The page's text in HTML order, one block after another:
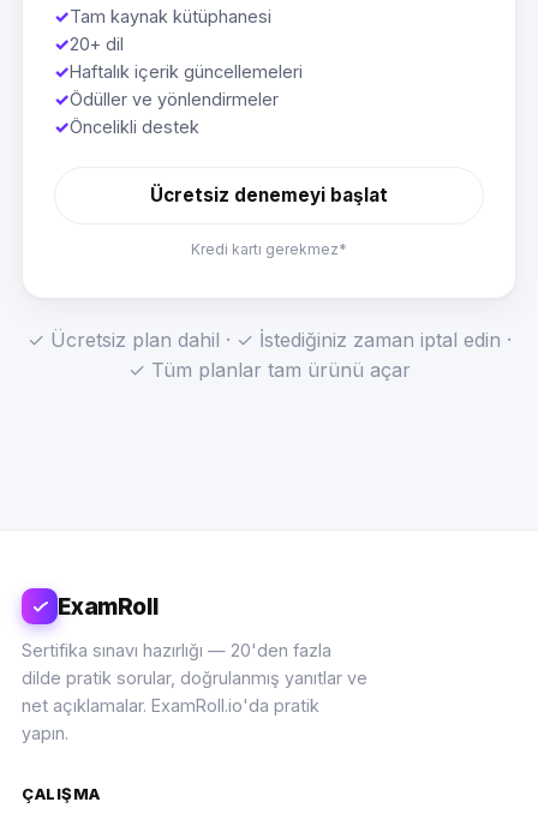
✓Tam kaynak kütüphanesi
✓20+ dil
✓Haftalık içerik güncellemeleri
✓Ödüller ve yönlendirmeler
✓Öncelikli destek
Ücretsiz denemeyi başlat
Kredi kartı gerekmez*
✓ Ücretsiz plan dahil · ✓ İstediğiniz zaman iptal edin ·
✓ Tüm planlar tam ürünü açar
ExamRoll
Sertifika sınavı hazırlığı — 20'den fazla
dilde pratik sorular, doğrulanmış yanıtlar ve
net açıklamalar. ExamRoll.io'da pratik
yapın.
ÇALIŞMA